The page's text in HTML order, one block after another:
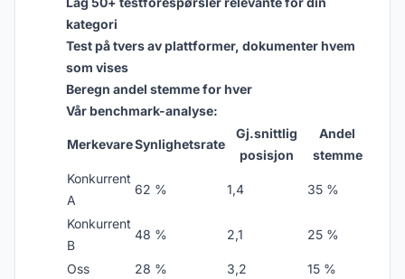
kategori
Test på tvers av plattformer, dokumenter hvem
som vises
Beregn andel stemme for hver
Vår benchmark-analyse:
MerkevareSynlighetsrate
Gj.snittlig
posisjon
Andel
stemme
Konkurrent
A
62 % 1,4 35 %
Konkurrent
B
48 % 2,1 25 %
Oss 28 % 3,2
15 %